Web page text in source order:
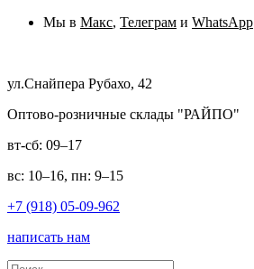
Мы в Макс, Телеграм и WhatsApp
ул.Снайпера Рубахо, 42
Оптово-розничные склады "РАЙПО"
вт-сб: 09–17
вс: 10–16, пн: 9–15
+7 (918) 05-09-962
написать нам